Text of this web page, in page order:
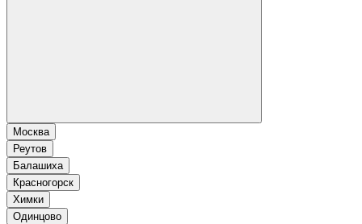
Москва
Реутов
Балашиха
Красногорск
Химки
Одинцово